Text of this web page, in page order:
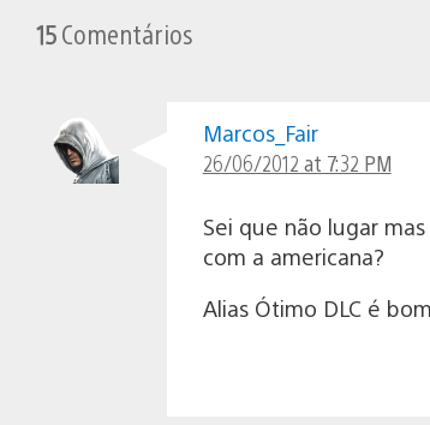
15Comentários
Marcos_Fair
26/06/2012 at 7:32 PM
Sei que não lugar
com a americana?
Alias Ótimo DLC é